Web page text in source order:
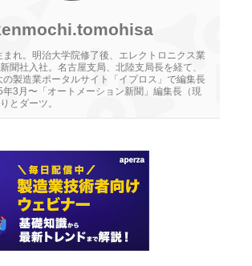
れ。明治大学院修了後、エレクトロニクス業
聞社入社。名古屋支局、北陸支局長を経て、
製造業ポータルサイト「イプロス」で編集長
3月〜「オートメーション新聞」編集長（現
とダーツ。